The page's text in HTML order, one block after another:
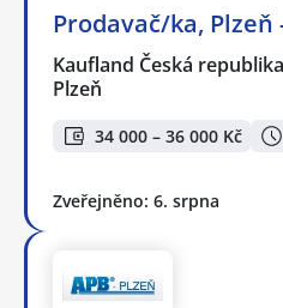
Prodavač/ka, Plzeň
Kaufland Česká
Plzeň
34 000 – 36 000 Kč
Zveřejněno: 6. srpna